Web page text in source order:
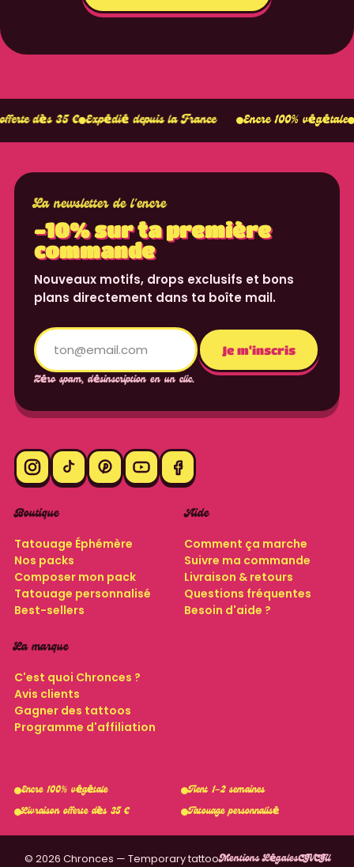
€ Expédié depuis la France Encre 100% végétale Tient 1–2
La newsletter de l'encre
-10% sur ta première
commande
Nouveaux motifs, drops exclusifs et bons
plans directement dans ta boîte mail.
Translation missing: fr.content.email
Je m'inscris
Zéro spam, désinscription en un clic.
Boutique
Tatouage Éphémère
Nos packs
Composer mon pack
Tatouage personnalisé
Best-sellers
Aide
Comment ça marche
Suivre ma commande
Livraison & retours
Questions fréquentes
Besoin d'aide ?
La marque
C'est quoi Chronces ?
Avis clients
Gagner des tattoos
Programme d'affiliation
Encre 100% végétale
Tient 1–2 semaines
Livraison offerte dès 35 €
Tatouage personnalisé
© 2026 Chronces — Temporary tattooMentions LégalesCGVCGU